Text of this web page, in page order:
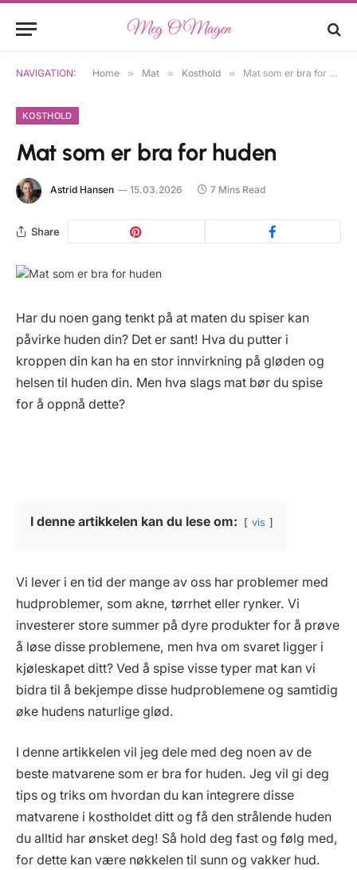
NAVIGATION: Home » Mat » Kosthold » Mat som er bra for huden
KOSTHOLD
Mat som er bra for huden
Astrid Hansen 15.03.2026 7 Mins Read
Share
Har du noen gang tenkt på at maten du spiser kan
påvirke huden din? Det er sant! Hva du putter i
kroppen din kan ha en stor innvirkning på gløden og
helsen til huden din. Men hva slags mat bør du spise
for å oppnå dette?
I denne artikkelen kan du lese om: vis
Vi lever i en tid der mange av oss har problemer med
hudproblemer, som akne, tørrhet eller rynker. Vi
investerer store summer på dyre produkter for å prøve
å løse disse problemene, men hva om svaret ligger i
kjøleskapet ditt? Ved å spise visse typer mat kan vi
bidra til å bekjempe disse hudproblemene og samtidig
øke hudens naturlige glød.
I denne artikkelen vil jeg dele med deg noen av de
beste matvarene som er bra for huden. Jeg vil gi deg
tips og triks om hvordan du kan integrere disse
matvarene i kostholdet ditt og få den strålende huden
du alltid har ønsket deg! Så hold deg fast og følg med,
for dette kan være nøkkelen til sunn og vakker hud.